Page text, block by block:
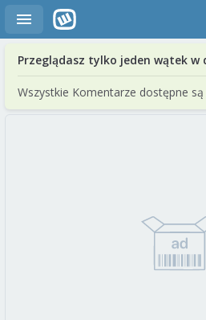
Przeglądasz tylko jeden wątek w
Wszystkie Komentarze dostępne są